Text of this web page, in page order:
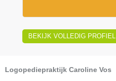
BEKIJK VOLLEDIG PROFIEL
Logopediepraktijk Caroline Vos